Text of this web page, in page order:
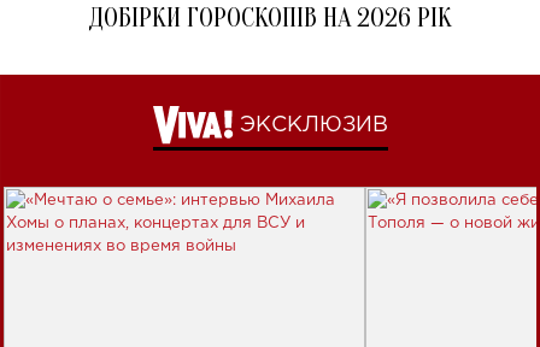
ДОБІРКИ ГОРОСКОПІВ НА 2026 РІК
ЭКСКЛЮЗИВ